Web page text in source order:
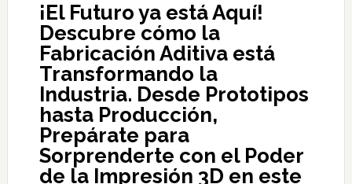
¡El Futuro ya está Aquí!
Descubre cómo la
Fabricación Aditiva está
Transformando la
Industria. Desde Prototipos
hasta Producción,
Prepárate para
Sorprenderte con el Poder
de la Impresión 3D en este